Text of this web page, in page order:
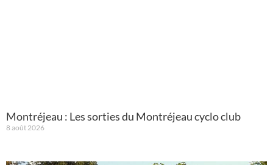
Montréjeau : Les sorties du Montréjeau cyclo club
8 août 2026